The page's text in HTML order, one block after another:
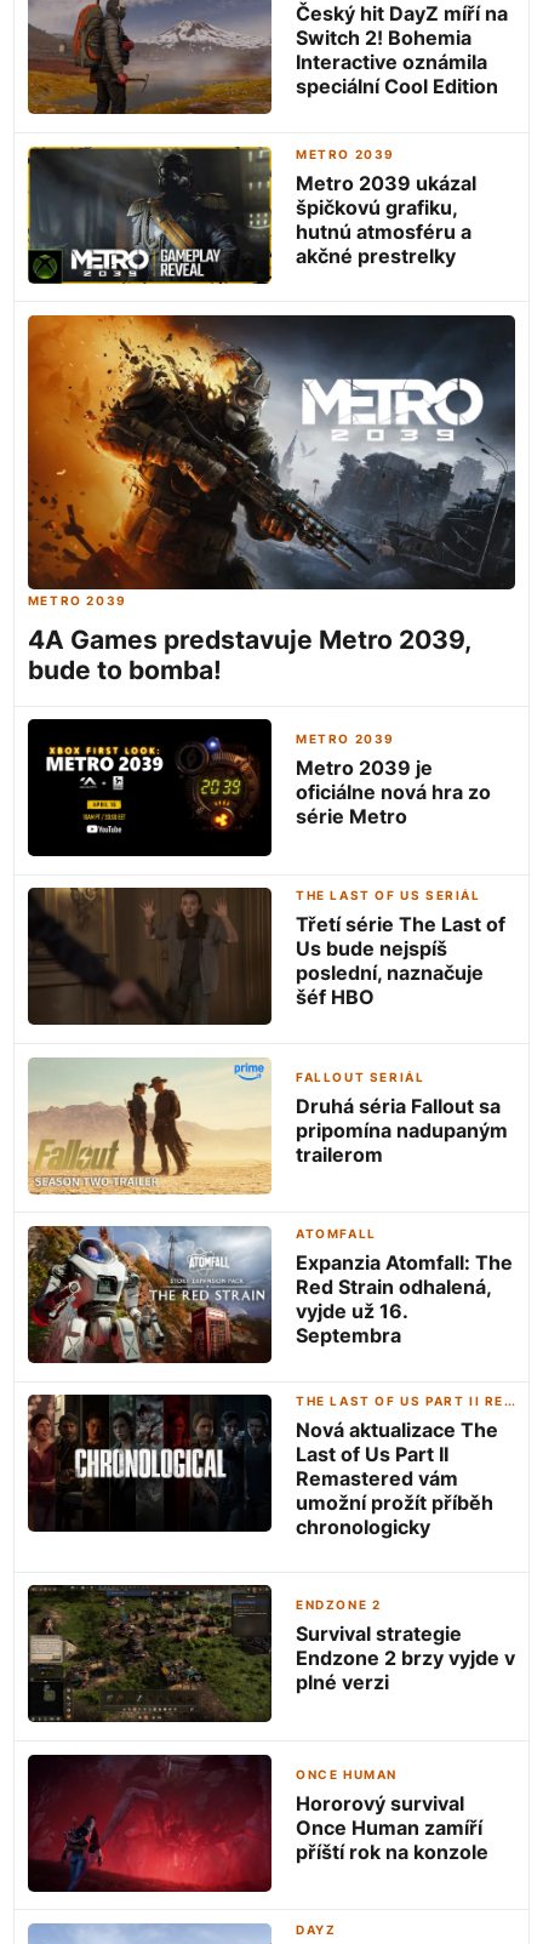
Český hit DayZ míří na
Switch 2! Bohemia
Interactive oznámila
speciální Cool Edition
METRO 2039
Metro 2039 ukázal
špičkovú grafiku,
hutnú atmosféru a
akčné prestrelky
METRO 2039
4A Games predstavuje Metro 2039,
bude to bomba!
METRO 2039
Metro 2039 je
oficiálne nová hra zo
série Metro
THE LAST OF US SERIÁL
Třetí série The Last of
Us bude nejspíš
poslední, naznačuje
šéf HBO
FALLOUT SERIÁL
Druhá séria Fallout sa
pripomína nadupaným
trailerom
ATOMFALL
Expanzia Atomfall: The
Red Strain odhalená,
vyjde už 16.
Septembra
THE LAST OF US PART II REMASTERED
Nová aktualizace The
Last of Us Part II
Remastered vám
umožní prožít příběh
chronologicky
ENDZONE 2
Survival strategie
Endzone 2 brzy vyjde v
plné verzi
ONCE HUMAN
Hororový survival
Once Human zamíří
příští rok na konzole
DAYZ